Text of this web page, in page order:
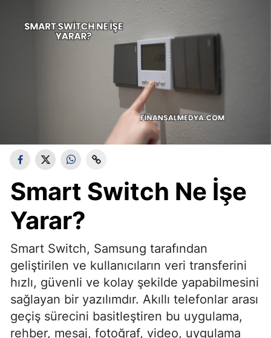
Smart Switch Ne İşe
Yarar?
Smart Switch, Samsung tarafından
geliştirilen ve kullanıcıların veri transferini
hızlı, güvenli ve kolay şekilde yapabilmesini
sağlayan bir yazılımdır. Akıllı telefonlar arası
geçiş sürecini basitleştiren bu uygulama,
rehber, mesaj, fotoğraf, video, uygulama